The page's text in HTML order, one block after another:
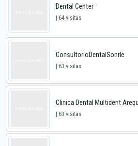
Dental Center
| 64 visitas
ConsultorioDentalSonríe
| 63 visitas
Clinica Dental Multident
| 63 visitas